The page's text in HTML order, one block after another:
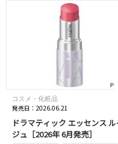
コスメ・化粧品
発売日：2026.06.21
ドラマティック エッセンス ル
ジュ［2026年 6月発売］